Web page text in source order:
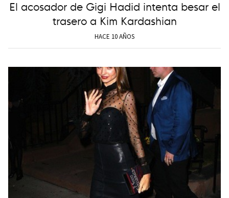
El acosador de Gigi Hadid intenta besar el
trasero a Kim Kardashian
HACE 10 AÑOS